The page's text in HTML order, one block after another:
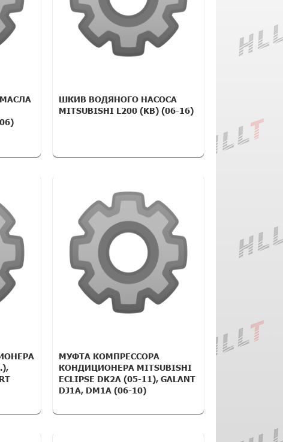
ШКИВ ВОДЯНОГО НАСОСА
MITSUBISHI L200 (KB) (06-16)
МУФТА КОМПРЕССОРА
КОНДИЦИОНЕРА MITSUBISHI
ECLIPSE DK2A (05-11), GALANT
DJ1A, DM1A (06-10)